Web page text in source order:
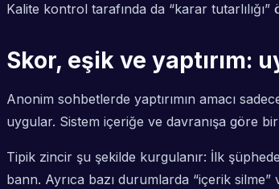
Kalite kontrol tarafında da “karar
Skor, eşik ve yaptırım:
Anonim sohbetlerde yaptırımın amacı
uygular. Sistem içeriğe ve davranışa göre
Tipik zincir şu şekilde kurgulanır: İlk
bann. Ayrıca bazı durumlarda “içerik silme”